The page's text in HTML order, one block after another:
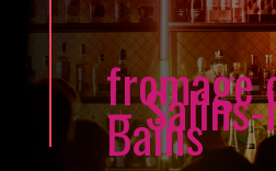
fromage
–
Bains